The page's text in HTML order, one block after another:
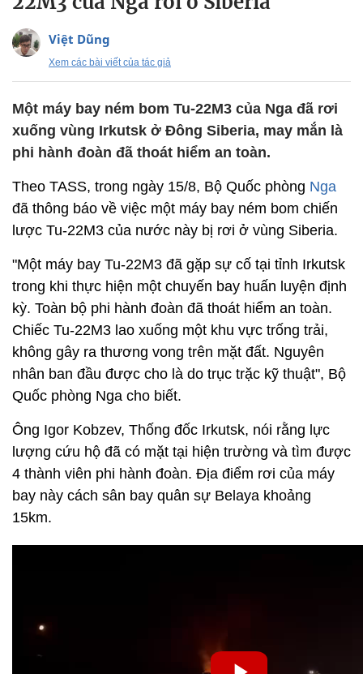
Việt Dũng
Xem các bài viết của tác giả
Một máy bay ném bom Tu-22M3 của Nga đã rơi
xuống vùng Irkutsk ở Đông Siberia, may mắn là
phi hành đoàn đã thoát hiểm an toàn.
Theo TASS, trong ngày 15/8, Bộ Quốc phòng Nga
đã thông báo về việc một máy bay ném bom chiến
lược Tu-22M3 của nước này bị rơi ở vùng Siberia.
"Một máy bay Tu-22M3 đã gặp sự cố tại tỉnh Irkutsk
trong khi thực hiện một chuyến bay huấn luyện định
kỳ. Toàn bộ phi hành đoàn đã thoát hiểm an toàn.
Chiếc Tu-22M3 lao xuống một khu vực trống trải,
không gây ra thương vong trên mặt đất. Nguyên
nhân ban đầu được cho là do trục trặc kỹ thuật", Bộ
Quốc phòng Nga cho biết.
Ông Igor Kobzev, Thống đốc Irkutsk, nói rằng lực
lượng cứu hộ đã có mặt tại hiện trường và tìm được
4 thành viên phi hành đoàn. Địa điểm rơi của máy
bay này cách sân bay quân sự Belaya khoảng
15km.